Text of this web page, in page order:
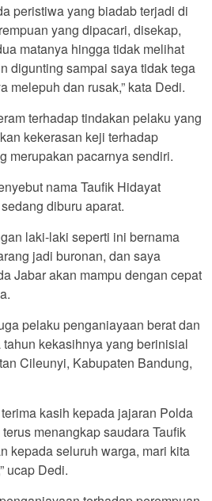
peristiwa yang biadab terjadi di
yang dipacari, disekap,
matanya hingga tidak melihat
digunting sampai saya tidak tega
melepuh dan rusak,” kata Dedi.
terhadap tindakan pelaku yang
kekerasan keji terhadap
merupakan pacarnya sendiri.
nama Taufik Hidayat
diburu aparat.
laki-laki seperti ini bernama
jadi buronan, dan saya
Jabar akan mampu dengan cepat
pelaku penganiayaan berat dan
kekasihnya yang berinisial
Cileunyi, Kabupaten Bandung,
kasih kepada jajaran Polda
menangkap saudara Taufik
kepada seluruh warga, mari kita
ucap Dedi.